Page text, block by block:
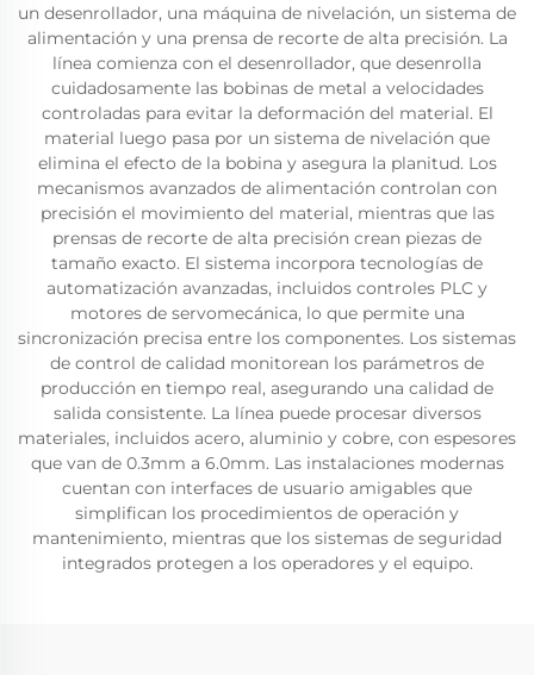
un desenrollador, una máquina de nivelación, un sistema de
alimentación y una prensa de recorte de alta precisión. La
línea comienza con el desenrollador, que desenrolla
cuidadosamente las bobinas de metal a velocidades
controladas para evitar la deformación del material. El
material luego pasa por un sistema de nivelación que
elimina el efecto de la bobina y asegura la planitud. Los
mecanismos avanzados de alimentación controlan con
precisión el movimiento del material, mientras que las
prensas de recorte de alta precisión crean piezas de
tamaño exacto. El sistema incorpora tecnologías de
automatización avanzadas, incluidos controles PLC y
motores de servomecánica, lo que permite una
sincronización precisa entre los componentes. Los sistemas
de control de calidad monitorean los parámetros de
producción en tiempo real, asegurando una calidad de
salida consistente. La línea puede procesar diversos
materiales, incluidos acero, aluminio y cobre, con espesores
que van de 0.3mm a 6.0mm. Las instalaciones modernas
cuentan con interfaces de usuario amigables que
simplifican los procedimientos de operación y
mantenimiento, mientras que los sistemas de seguridad
integrados protegen a los operadores y el equipo.